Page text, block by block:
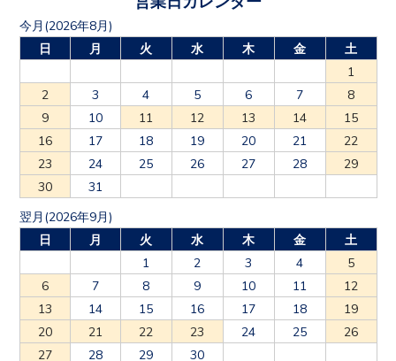
今月(2026年8月)
日
月 火 水 木 金
土
1
2
3 4 5 6 7
8
9
10 11 12 13 14
15
16
17 18 19 20 21
22
23
24 25 26 27 28
29
30
31
翌月(2026年9月)
日
月 火 水 木 金
土
1
2 3 4
5
6
7 8 9 10 11
12
13
14 15 16 17 18
19
20
21 22 23 24 25
26
27
28 29 30